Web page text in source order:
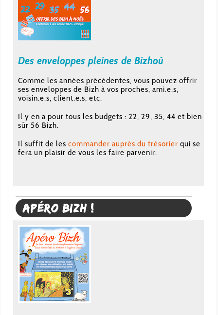
Des enveloppes pleines de Bizhoù
Comme les années précédentes, vous pouvez offrir
ses enveloppes de Bizh à vos proches, ami.e.s,
voisin.e.s, client.e.s, etc.
Il y en a pour tous les budgets : 22, 29, 35, 44 et bien
sûr 56 Bizh.
Il suffit de les commander auprès du trésorier qui se
fera un plaisir de vous les faire parvenir.
Apéro Bizh !